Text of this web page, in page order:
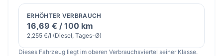
ERHÖHTER VERBRAUCH
16,69 € / 100 km
2,255 €/l (Diesel, Tages-Ø)
Dieses Fahrzeug liegt im oberen Verbrauchsviertel seiner Klasse.